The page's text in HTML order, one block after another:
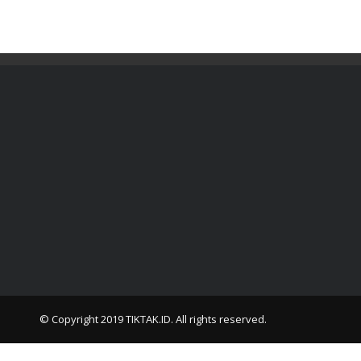
© Copyright 2019TIKTAK.ID. All rights reserved.